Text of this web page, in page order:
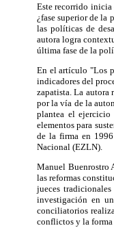
Este recorrido inicia
¿fase superior de la
las políticas de
autora logra
última fase de la
En el artículo "Los
indicadores del
zapatista. La
por la vía de la
plantea el
elementos para
de la firma en
Nacional (EZLN).
Manuel Buenrostro
las reformas
jueces
investigación en
conciliatorios
conflictos y la forma